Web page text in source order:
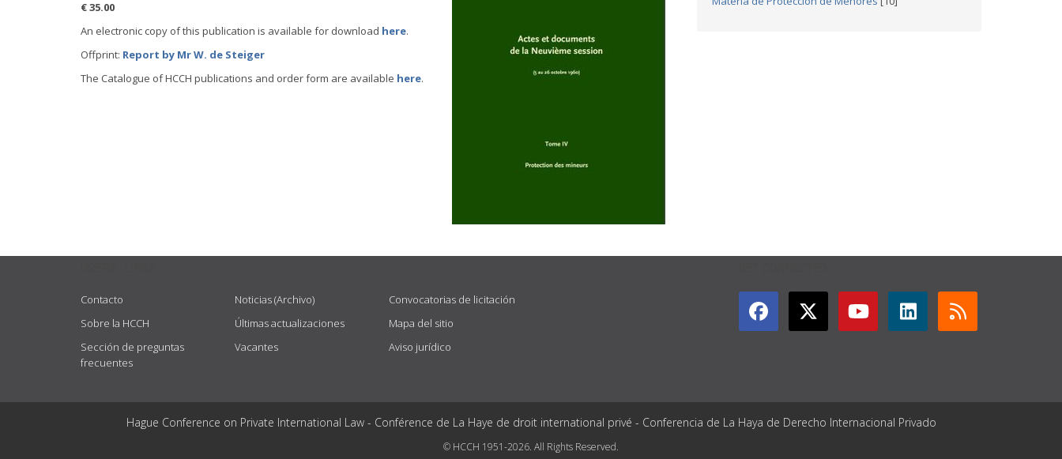
€ 35.00
An electronic copy of this publication is available for download here.
Offprint: Report by Mr W. de Steiger
The Catalogue of HCCH publications and order form are available here.
Contacto
Sobre la HCCH
Sección de preguntas
frecuentes
Noticias (Archivo)
Últimas actualizaciones
Vacantes
Convocatorias de licitación
Mapa del sitio
Aviso jurídico
Hague Conference on Private International Law - Conférence de La Haye de droit international privé - Conferencia de La Haya de Derecho Internacional Privado
© HCCH 1951-2026. All Rights Reserved.